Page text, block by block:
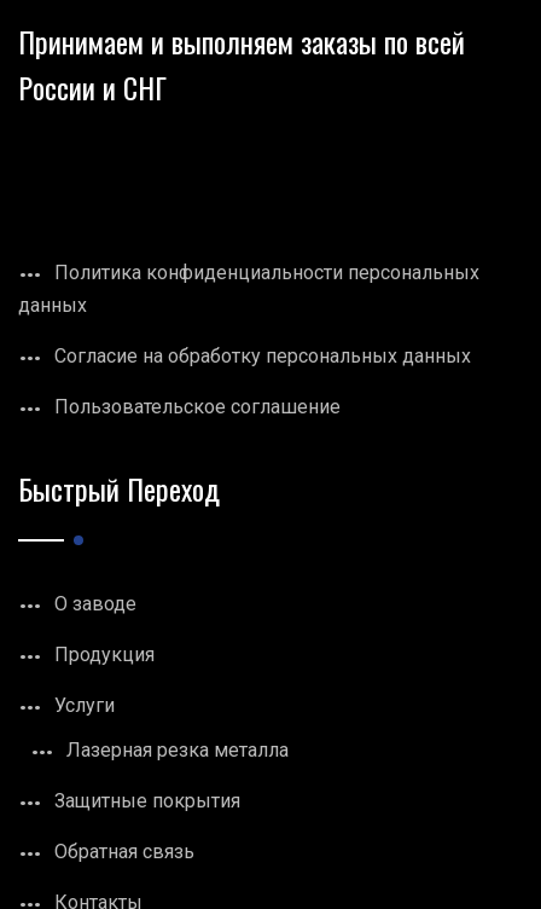
Принимаем и выполняем заказы по всей
России и СНГ
Политика конфиденциальности персональных
данных
Согласие на обработку персональных данных
Пользовательское соглашение
Быстрый Переход
О заводе
Продукция
Услуги
Лазерная резка металла
Защитные покрытия
Обратная связь
Контакты